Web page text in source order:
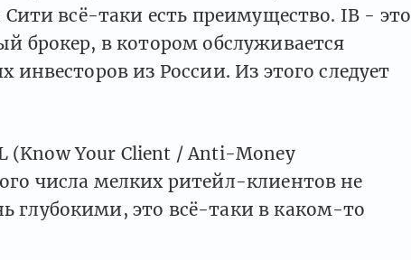
всё-таки есть преимущество. IB - это
брокер, в котором обслуживается
инвесторов из России. Из этого следует
(Know Your Client / Anti-Money
числа мелких ритейл-клиентов не
глубокими, это всё-таки в каком-то